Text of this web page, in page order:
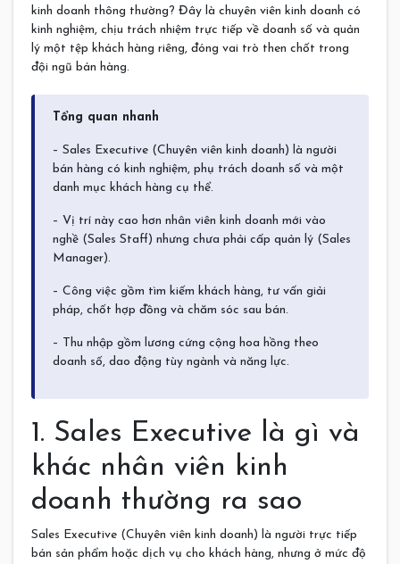
kinh doanh thông thường? Đây là chuyên viên kinh doanh có
kinh nghiệm, chịu trách nhiệm trực tiếp về doanh số và quản
lý một tệp khách hàng riêng, đóng vai trò then chốt trong
đội ngũ bán hàng.
Tổng quan nhanh
– Sales Executive (Chuyên viên kinh doanh) là người
bán hàng có kinh nghiệm, phụ trách doanh số và một
danh mục khách hàng cụ thể.
– Vị trí này cao hơn nhân viên kinh doanh mới vào
nghề (Sales Staff) nhưng chưa phải cấp quản lý (Sales
Manager).
– Công việc gồm tìm kiếm khách hàng, tư vấn giải
pháp, chốt hợp đồng và chăm sóc sau bán.
– Thu nhập gồm lương cứng cộng hoa hồng theo
doanh số, dao động tùy ngành và năng lực.
1. Sales Executive là gì và
khác nhân viên kinh
doanh thường ra sao
Sales Executive (Chuyên viên kinh doanh) là người trực tiếp
bán sản phẩm hoặc dịch vụ cho khách hàng, nhưng ở mức độ